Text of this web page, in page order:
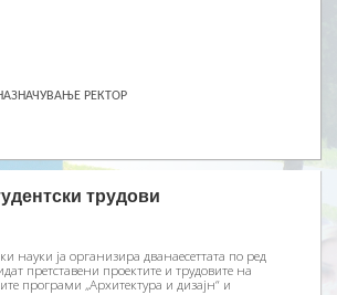
РЕКТОР
трудови
науки ја организира дванаесеттата по ред
претставени проектите и трудовите на
програми „Архитектура и дизајн“ и